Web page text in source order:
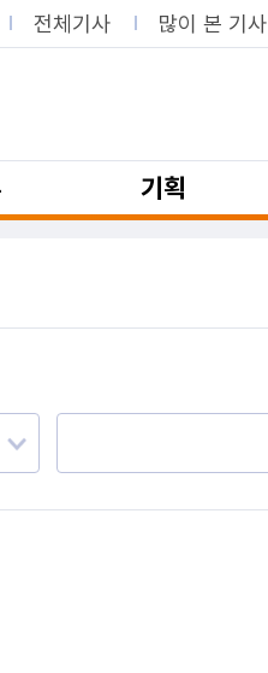
전체기사 많이 본 기사
기획